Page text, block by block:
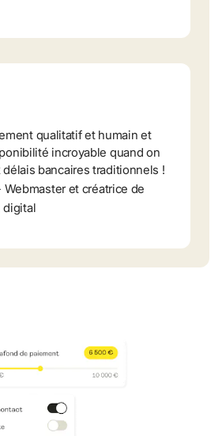
qualitatif et humain et
incroyable quand on
bancaires traditionnels !
Webmaster et créatrice de
digital